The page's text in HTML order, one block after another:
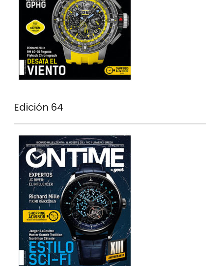
Edición 64